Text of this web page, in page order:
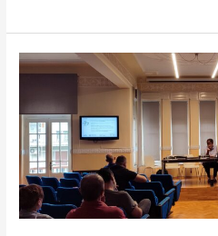
Συνέντευξη
Θεσσαλονίκη